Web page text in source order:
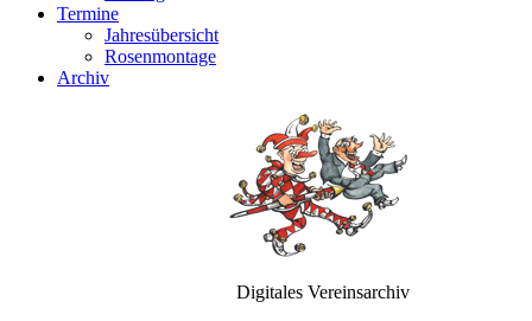
Termine
Jahresübersicht
Rosenmontage
Archiv
Digitales Vereinsarchiv